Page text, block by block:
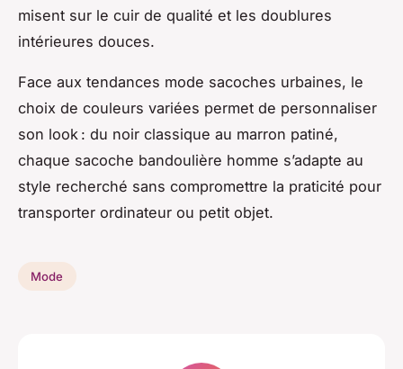
misent sur le cuir de qualité et les doublures
intérieures douces.
Face aux tendances mode sacoches urbaines, le
choix de couleurs variées permet de personnaliser
son look : du noir classique au marron patiné,
chaque sacoche bandoulière homme s’adapte au
style recherché sans compromettre la praticité pour
transporter ordinateur ou petit objet.
Mode